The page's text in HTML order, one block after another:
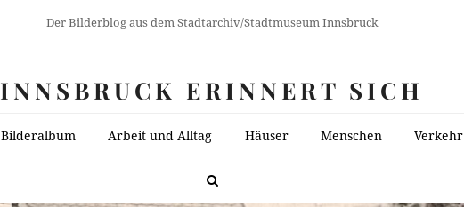
Der Bilderblog aus dem Stadtarchiv/Stadtmuseum Innsbruck
INNSBRUCK ERINNERT SICH
Bilderalbum Arbeit und Alltag Häuser Menschen Verkehr